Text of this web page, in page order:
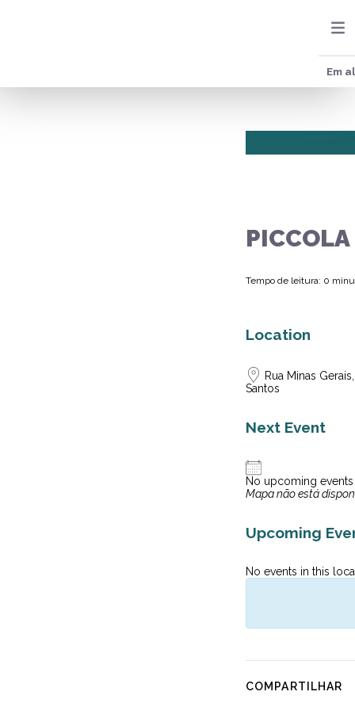
Em
Tempo de leitura: 0
Location
Rua Minas
Santos
Next Event
No upcoming events
Mapa não está
Upcoming
No events in this
COMPARTILHAR